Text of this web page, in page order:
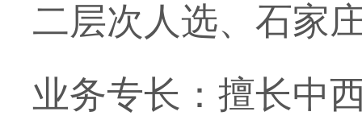
二层次人选、石家
业务专长：擅长中